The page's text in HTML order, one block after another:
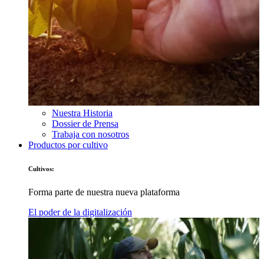
Nuestra Historia
Dossier de Prensa
Trabaja con nosotros
Productos por cultivo
Cultivos:
Forma parte de nuestra nueva plataforma
El poder de la digitalización